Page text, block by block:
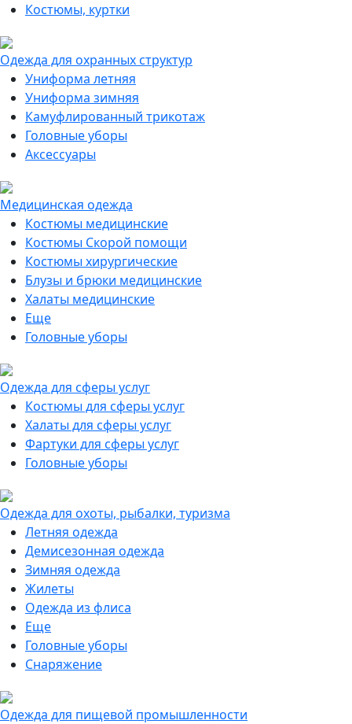
Костюмы, куртки
Одежда для охранных структур
Униформа летняя
Униформа зимняя
Камуфлированный трикотаж
Головные уборы
Аксессуары
Медицинская одежда
Костюмы медицинские
Костюмы Скорой помощи
Костюмы хирургические
Блузы и брюки медицинские
Халаты медицинские
Еще
Головные уборы
Одежда для сферы услуг
Костюмы для сферы услуг
Халаты для сферы услуг
Фартуки для сферы услуг
Головные уборы
Одежда для охоты, рыбалки, туризма
Летняя одежда
Демисезонная одежда
Зимняя одежда
Жилеты
Одежда из флиса
Еще
Головные уборы
Снаряжение
Одежда для пищевой промышленности